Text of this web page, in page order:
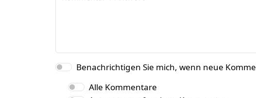
Benachrichtigen Sie mich, wenn neue
Alle Kommentare